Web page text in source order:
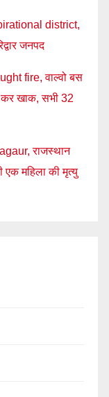
district,
जनपद
fire, वाल्वो बस
खाक, सभी 32
राजस्थान
एक महिला की मृत्यु